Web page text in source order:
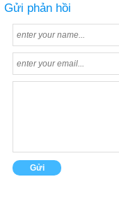
Gửi phản hồi